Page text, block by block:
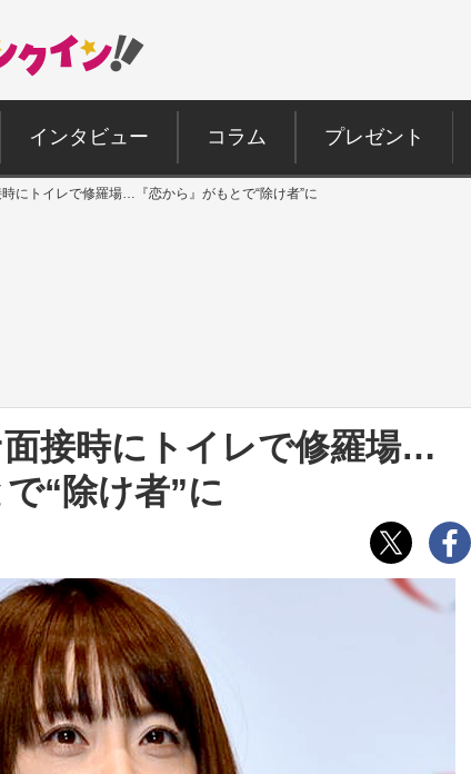
インタビュー コラム プレゼント
にトイレで修羅場…『恋から』がもとで“除け者”に
接時にトイレで修羅場…
で“除け者”に